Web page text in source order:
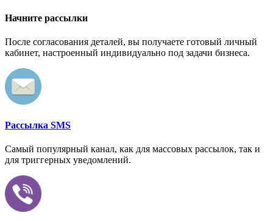
Начните рассылки
После согласования деталей, вы получаете готовый личный
кабинет, настроенный индивидуально под задачи бизнеса.
Рассылка SMS
Самый популярный канал, как для массовых рассылок, так и
для триггерных уведомлений.